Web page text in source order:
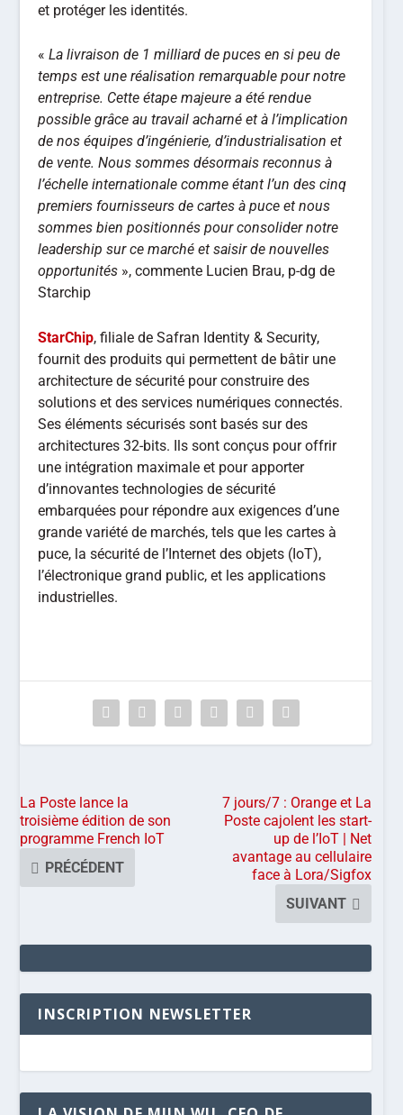
et protéger les identités.
«La livraison de 1 milliard de puces en si peu de
temps est une réalisation remarquable pour notre
entreprise. Cette étape majeure a été rendue
possible grâce au travail acharné et à l’implication
de nos équipes d’ingénierie, d’industrialisation et
de vente. Nous sommes désormais reconnus à
l’échelle internationale comme étant l’un des cinq
premiers fournisseurs de cartes à puce et nous
sommes bien positionnés pour consolider notre
leadership sur ce marché et saisir de nouvelles
opportunités », commente Lucien Brau, p-dg de
Starchip
StarChip, filiale de Safran Identity & Security,
fournit des produits qui permettent de bâtir une
architecture de sécurité pour construire des
solutions et des services numériques connectés.
Ses éléments sécurisés sont basés sur des
architectures 32-bits. Ils sont conçus pour offrir
une intégration maximale et pour apporter
d’innovantes technologies de sécurité
embarquées pour répondre aux exigences d’une
grande variété de marchés, tels que les cartes à
puce, la sécurité de l’Internet des objets (IoT),
l’électronique grand public, et les applications
industrielles.
La Poste lance la
troisième édition de son
programme French IoT
PRÉCÉDENT
7 jours/7 : Orange et La
Poste cajolent les start-
up de l’IoT | Net
avantage au cellulaire
face à Lora/Sigfox
SUIVANT
INSCRIPTION NEWSLETTER